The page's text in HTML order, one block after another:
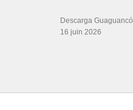
Descarga Guaguancó
16 juin 2026